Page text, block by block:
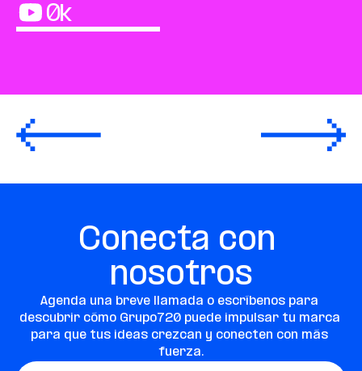
0k
Conecta con
nosotros
Agenda una breve llamada o escríbenos para
descubrir cómo Grupo720 puede impulsar tu marca
para que tus ideas crezcan y conecten con más
fuerza.